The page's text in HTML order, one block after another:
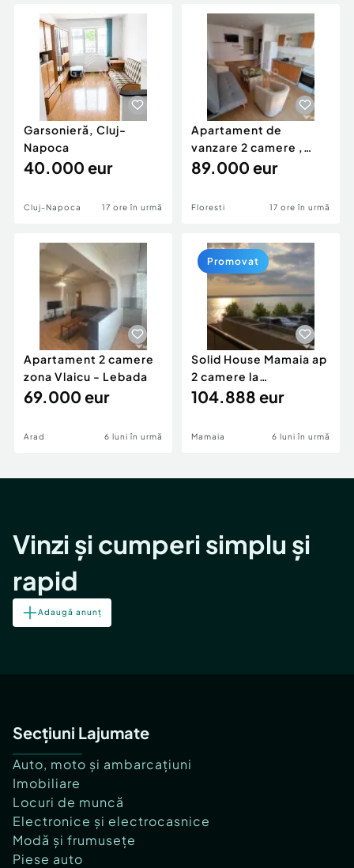
Servicii
Animale de companie
Afaceri și echipamente profesionale
Inchiriere Bunuri si Vehicule
Utilaje agricole si industriale
Piese auto si accesorii
Dacia Duster
Garsonieră, Cluj-
Napoca
40.000 eur
Cluj-Napoca 17 ore în urmă
Apartament de
vanzare 2 camere ,
Zona Sesul de Sus ,
89.000 eur
Floresti 17 ore în urmă
Apartament 2 camere
zona Vlaicu - Lebada
69.000 eur
Arad 6 luni în urmă
Solid House Mamaia ap
2 camere la
cheie,langa Mega
104.888 eur
Mamaia 6 luni în urmă
Promovat
Vinzi și cumperi simplu și
rapid
Adaugă anunț
Secțiuni Lajumate
Auto, moto și ambarcațiuni
Imobiliare
Locuri de muncă
Electronice și electrocasnice
Modă și frumusețe
Piese auto